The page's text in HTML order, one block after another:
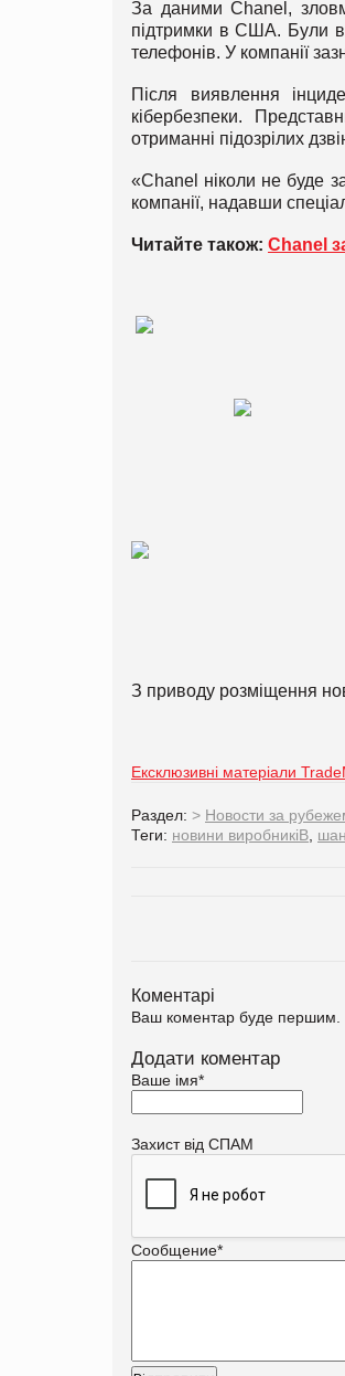
За даними Chanel,
підтримки в США. Були
телефонів. У компанії
Після виявлення
кібербезпеки.
отриманні підозрілих
«Chanel ніколи не буде
компанії, надавши
Читайте також: Chanel
З приводу розміщення
Ексклюзивні матеріали
Раздел: > Новости за
Теги: новини виробникіВ
Коментарі
Ваш коментар буде першим.
Додати коментар
Ваше імя*
Захист від СПАМ
Сообщение*